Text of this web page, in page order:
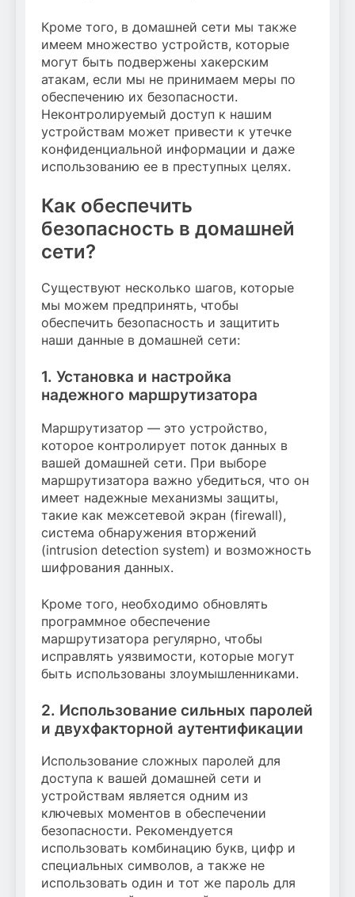
Кроме того, в домашней сети мы также
имеем множество устройств, которые
могут быть подвержены хакерским
атакам, если мы не принимаем меры по
обеспечению их безопасности.
Неконтролируемый доступ к нашим
устройствам может привести к утечке
конфиденциальной информации и даже
использованию ее в преступных целях.
Как обеспечить
безопасность в домашней
сети?
Существуют несколько шагов, которые
мы можем предпринять, чтобы
обеспечить безопасность и защитить
наши данные в домашней сети:
1. Установка и настройка
надежного маршрутизатора
Маршрутизатор — это устройство,
которое контролирует поток данных в
вашей домашней сети. При выборе
маршрутизатора важно убедиться, что он
имеет надежные механизмы защиты,
такие как межсетевой экран (firewall),
система обнаружения вторжений
(intrusion detection system) и возможность
шифрования данных.
Кроме того, необходимо обновлять
программное обеспечение
маршрутизатора регулярно, чтобы
исправлять уязвимости, которые могут
быть использованы злоумышленниками.
2. Использование сильных паролей
и двухфакторной аутентификации
Использование сложных паролей для
доступа к вашей домашней сети и
устройствам является одним из
ключевых моментов в обеспечении
безопасности. Рекомендуется
использовать комбинацию букв, цифр и
специальных символов, а также не
использовать один и тот же пароль для